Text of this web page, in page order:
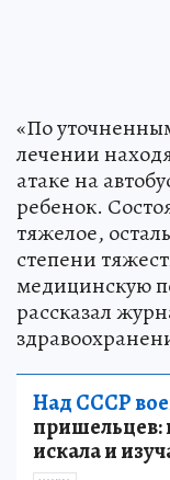
«По
лечении
атаке на
ребенок.
тяжелое,
степени
медицинскую
рассказал
Над СССР
пришельцев:
искала и